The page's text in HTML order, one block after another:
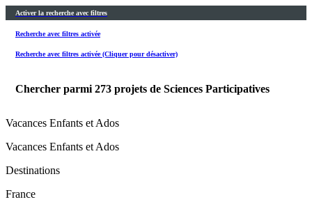
Activer la recherche avec filtres
Recherche avec filtres activée
Recherche avec filtres activée (Cliquer pour désactiver)
Chercher parmi 273 projets de Sciences Participatives
Vacances Enfants et Ados
Vacances Enfants et Ados
Destinations
France